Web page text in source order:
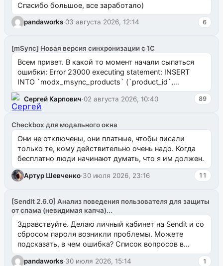
Спасибо большое, все заработало)
pandaworks·03 августа 2026, 12:14 6
[mSync] Новая версия синхронизации с 1С
Всем привет. В какой то момент начали сыпаться
ошибки: Error 23000 executing statement: INSERT
INTO `modx_msync_products` (`product_id`,
`uuid_1c`) VALUES ...
Сергей Карпович·02 августа 2026, 10:40 89
Checkbox для модального окна
Они не отключены, они платные, чтобы писали
только те, кому действительно очень надо. Когда
бесплатно люди начинают думать, что я им должен.
Артур Шевченко·30 июля 2026, 23:16 11
[SendIt 2.6.0] Анализ поведения пользователя для защиты
от спама (невидимая капча)...
Здравствуйте. Делаю личный кабинет на Sendit и со
сбросом пароля возникли проблемы. Можете
подсказать, в чем ошибка? Список вопросов в
одноименном разделе на modx.pro пока пуст, и,...
pandaworks·30 июля 2026, 15:14 1